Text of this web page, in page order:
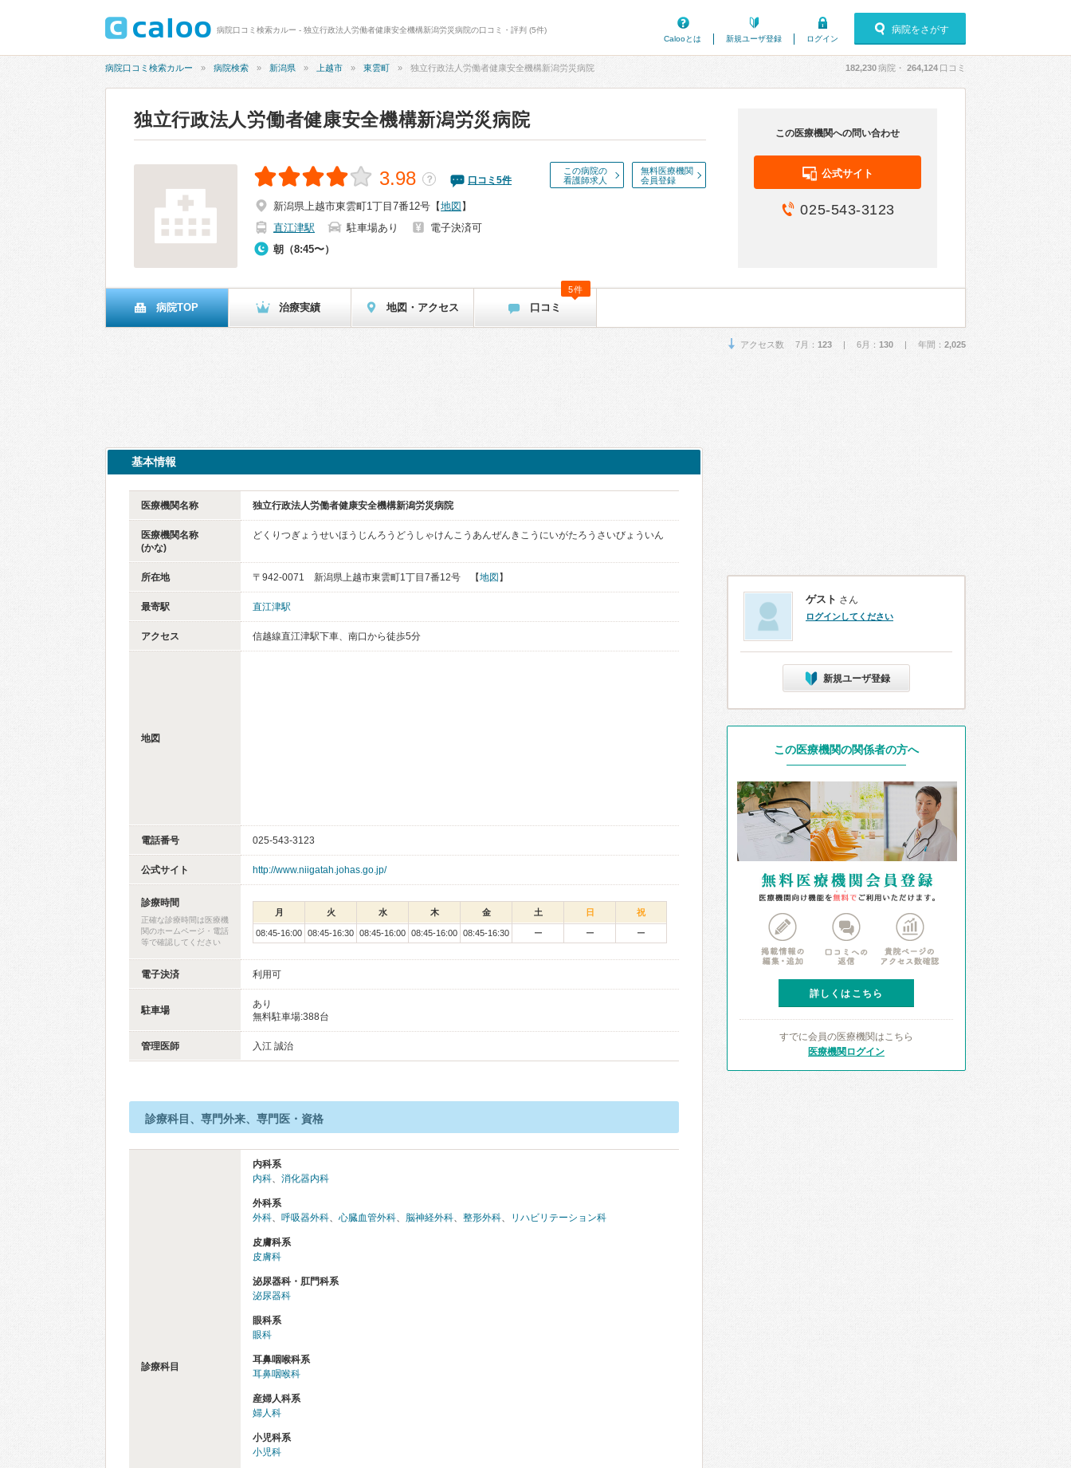
病院口コミ検索カルー - 独立行政法人労働者健康安全機構新潟労災病院の口コミ・評判 (5件)
Calooとは
新規ユーザ登録 ログイン
病院をさがす
病院口コミ検索カルー 病院検索 新潟県 上越市 東雲町 独立行政法人労働者健康安全機構新潟労災病院 182,230病院・ 264,124 口コミ
独立行政法人労働者健康安全機構新潟労災病院
この病院の
看護師求人
無料医療機関
会員登録
3.98 ？ 口コミ 5件
新潟県上越市東雲町1丁目7番12号 【地図 】
直江津駅
駐車場あり
電子決済可
朝（8:45〜）
この医療機関への問い合わせ
公式サイト
025-543-3123
病院TOP 治療実績 地図・アクセス 口コミ
5件
アクセス数 7月： 123 | 6月： 130 | 年間： 2,025
基本情報
医療機関名称 独立行政法人労働者健康安全機構新潟労災病院
医療機関名称
(かな)
どくりつぎょうせいほうじんろうどうしゃけんこうあんぜんきこうにいがたろうさいびょういん
所在地 〒942-0071 新潟県上越市東雲町1丁目7番12号 【地図 】
最寄駅 直江津駅
アクセス 信越線直江津駅下車、南口から徒歩5分
地図
電話番号 025-543-3123
公式サイト http://www.niigatah.johas.go.jp/
診療時間
正確な診療時間は医療機
関のホームページ・電話
等で確認してください
月 火 水 木 金 土 日 祝
08:45-16:00 08:45-16:30 08:45-16:00 08:45-16:00 08:45-16:30 ー ー ー
電子決済 利用可
駐車場
あり
無料駐車場:388台
管理医師 入江 誠治
診療科目、専門外来、専門医・資格
診療科目
内科系
内科、 消化器内科
外科系
外科、 呼吸器外科、 心臓血管外科、 脳神経外科、 整形外科、 リハビリテーション科
皮膚科系
皮膚科
泌尿器科・肛門科系
泌尿器科
眼科系
眼科
耳鼻咽喉科系
耳鼻咽喉科
産婦人科系
婦人科
小児科系
小児科
ゲスト さん
ログインしてください
新規ユーザ登録
この医療機関の関係者の方へ
詳しくはこちら
すでに会員の医療機関はこちら
医療機関ログイン